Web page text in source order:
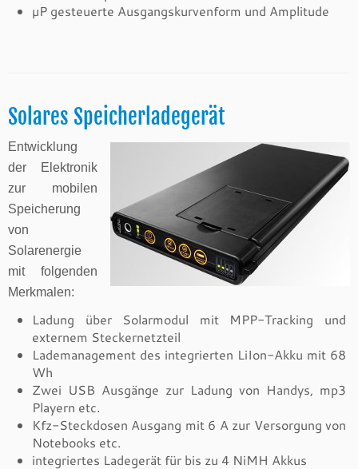
µP gesteuerte Ausgangskurvenform und Amplitude
Solares Speicherladegerät
Entwicklung
der Elektronik
zur mobilen
Speicherung
von
Solarenergie
mit folgenden
Merkmalen:
Ladung über Solarmodul mit MPP-Tracking und
externem Steckernetzteil
Lademanagement des integrierten LiIon-Akku mit 68
Wh
Zwei USB Ausgänge zur Ladung von Handys, mp3
Playern etc.
Kfz-Steckdosen Ausgang mit 6 A zur Versorgung von
Notebooks etc.
integriertes Ladegerät für bis zu 4 NiMH Akkus